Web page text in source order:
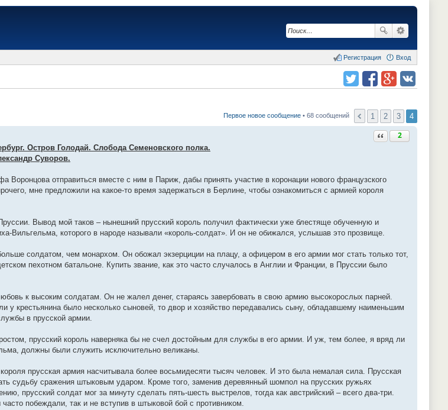
Вход
Регистрация
Первое новое сообщение • 68 сообщений 1 2 3 4
Ответить с цитатой
2
Остров Голодай. Слобода Семеновского полка.
Суворов.
Воронцова отправиться вместе с ним в Париж, дабы принять участие в коронации нового французского
мне предложили на какое-то время задержаться в Берлине, чтобы ознакомиться с армией короля
Вывод мой таков – нынешний прусский король получил фактически уже блестяще обученную и
Вильгельма, которого в народе называли «король-солдат». И он не обижался, услышав это прозвище.
солдатом, чем монархом. Он обожал экзерциции на плацу, а офицером в его армии мог стать только тот,
пехотном батальоне. Купить звание, как это часто случалось в Англии и Франции, в Пруссии было
к высоким солдатам. Он не жалел денег, стараясь завербовать в свою армию высокорослых парней.
у крестьянина было несколько сыновей, то двор и хозяйство передавались сыну, обладавшему наименьшим
в прусской армии.
прусский король наверняка бы не счел достойным для службы в его армии. И уж, тем более, я вряд ли
должны были служить исключительно великаны.
прусская армия насчитывала более восьмидесяти тысяч человек. И это была немалая сила. Прусская
судьбу сражения штыковым ударом. Кроме того, заменив деревянный шомпол на прусских ружьях
прусский солдат мог за минуту сделать пять-шесть выстрелов, тогда как австрийский – всего два-три.
побеждали, так и не вступив в штыковой бой с противником.